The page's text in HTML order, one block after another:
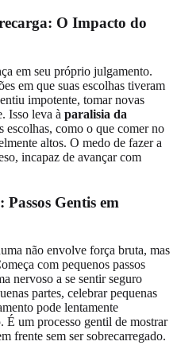
O Impacto do
em seu próprio julgamento.
em que suas escolhas tiveram
impotente, tomar novas
Isso leva à paralisia da
escolhas, como o que comer no
altos. O medo de fazer a
incapaz de avançar com
Gentis em
não envolve força bruta, mas
com pequenos passos
nervoso a se sentir seguro
partes, celebrar pequenas
pode lentamente
É um processo gentil de mostrar
frente sem ser sobrecarregado.